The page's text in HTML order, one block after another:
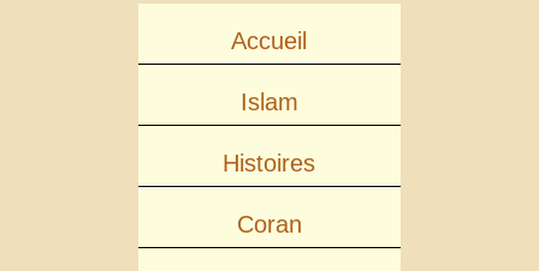
Accueil
Islam
Histoires
Coran